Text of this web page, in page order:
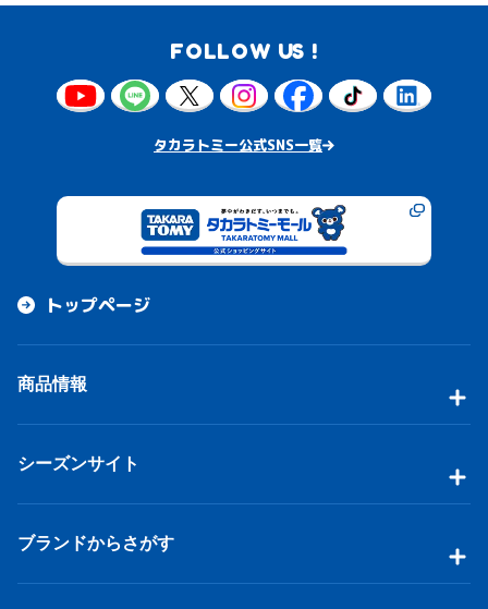
FOLLOW US !
タカラトミー公式SNS一覧
トップページ
商品情報
シーズンサイト
ブランドからさがす